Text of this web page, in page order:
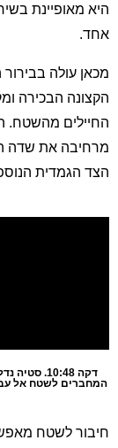
היא מאופיינת
אחד.
מכאן עולה
הקצונה הבכירה
החיילים מהשטח.
מרחיבה את שדה
הצד הגמדית
דקה
המחברים לשטח אל
חיבור לשטח